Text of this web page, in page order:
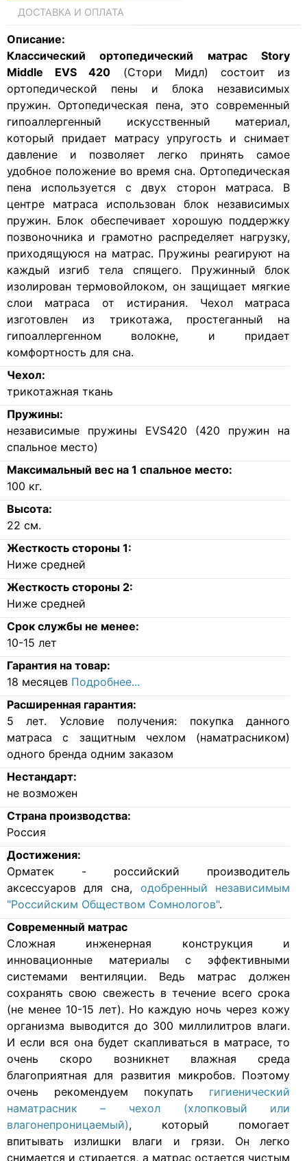
ДОСТАВКА И ОПЛАТА
Описание:
Классический ортопедический матрас Story
Middle EVS 420 (Стори Мидл) состоит из
ортопедической пены и блока независимых
пружин. Ортопедическая пена, это современный
гипоаллергенный искусственный материал,
который придает матрасу упругость и снимает
давление и позволяет легко принять самое
удобное положение во время сна. Ортопедическая
пена используется с двух сторон матраса. В
центре матраса использован блок независимых
пружин. Блок обеспечивает хорошую поддержку
позвоночника и грамотно распределяет нагрузку,
приходящуюся на матрас. Пружины реагируют на
каждый изгиб тела спящего. Пружинный блок
изолирован термовойлоком, он защищает мягкие
слои матраса от истирания. Чехол матраса
изготовлен из трикотажа, простеганный на
гипоаллергенном волокне, и придает
комфортность для сна.
Чехол:
трикотажная ткань
Пружины:
независимые пружины EVS420 (420 пружин на
спальное место)
Максимальный вес на 1 спальное место:
100 кг.
Высота:
22 см.
Жесткость стороны 1:
Ниже средней
Жесткость стороны 2:
Ниже средней
Срок службы не менее:
10-15 лет
Гарантия на товар:
18 месяцев Подробнее...
Расширенная гарантия:
5 лет. Условие получения: покупка данного
матраса с защитным чехлом (наматрасником)
одного бренда одним заказом
Нестандарт:
не возможен
Страна производства:
Россия
Достижения:
Орматек - российский производитель
аксессуаров для сна, одобренный независимым
"Российским Обществом Сомнологов".
Современный матрас
Cложная инженерная конструкция и
инновационные материалы с эффективными
системами вентиляции. Ведь матрас должен
сохранять свою свежесть в течение всего срока
(не менее 10-15 лет). Но каждую ночь через кожу
организма выводится до 300 миллилитров влаги.
И если вся она будет скапливаться в матрасе, то
очень скоро возникнет влажная среда
благоприятная для развития микробов. Поэтому
очень рекомендуем покупать гигиенический
наматрасник – чехол (хлопковый или
влагонепроницаемый), который помогает
впитывать излишки влаги и грязи. Он легко
снимается и стирается, а матрас остается чистым